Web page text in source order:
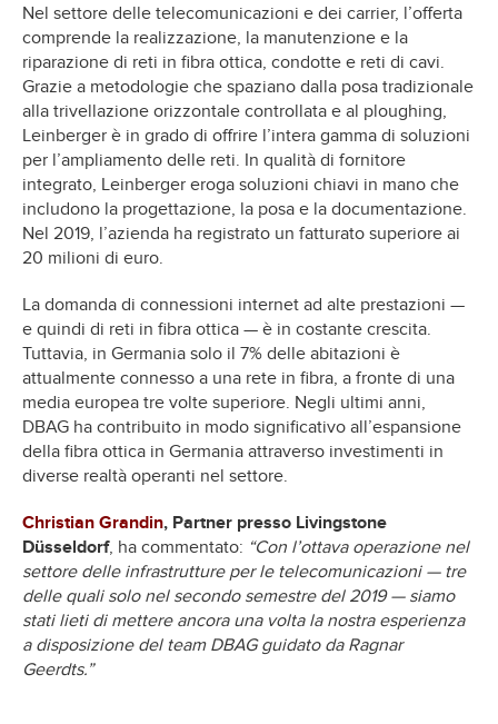
Nel settore delle telecomunicazioni e dei carrier, l’offerta
comprende la realizzazione, la manutenzione e la
riparazione di reti in fibra ottica, condotte e reti di cavi.
Grazie a metodologie che spaziano dalla posa tradizionale
alla trivellazione orizzontale controllata e al ploughing,
Leinberger è in grado di offrire l’intera gamma di soluzioni
per l’ampliamento delle reti. In qualità di fornitore
integrato, Leinberger eroga soluzioni chiavi in mano che
includono la progettazione, la posa e la documentazione.
Nel 2019, l’azienda ha registrato un fatturato superiore ai
20 milioni di euro.
La domanda di connessioni internet ad alte prestazioni —
e quindi di reti in fibra ottica — è in costante crescita.
Tuttavia, in Germania solo il 7% delle abitazioni è
attualmente connesso a una rete in fibra, a fronte di una
media europea tre volte superiore. Negli ultimi anni,
DBAG ha contribuito in modo significativo all’espansione
della fibra ottica in Germania attraverso investimenti in
diverse realtà operanti nel settore.
Christian Grandin, Partner presso Livingstone
Düsseldorf, ha commentato: “Con l’ottava operazione nel
settore delle infrastrutture per le telecomunicazioni — tre
delle quali solo nel secondo semestre del 2019 — siamo
stati lieti di mettere ancora una volta la nostra esperienza
a disposizione del team DBAG guidato da Ragnar
Geerdts.”